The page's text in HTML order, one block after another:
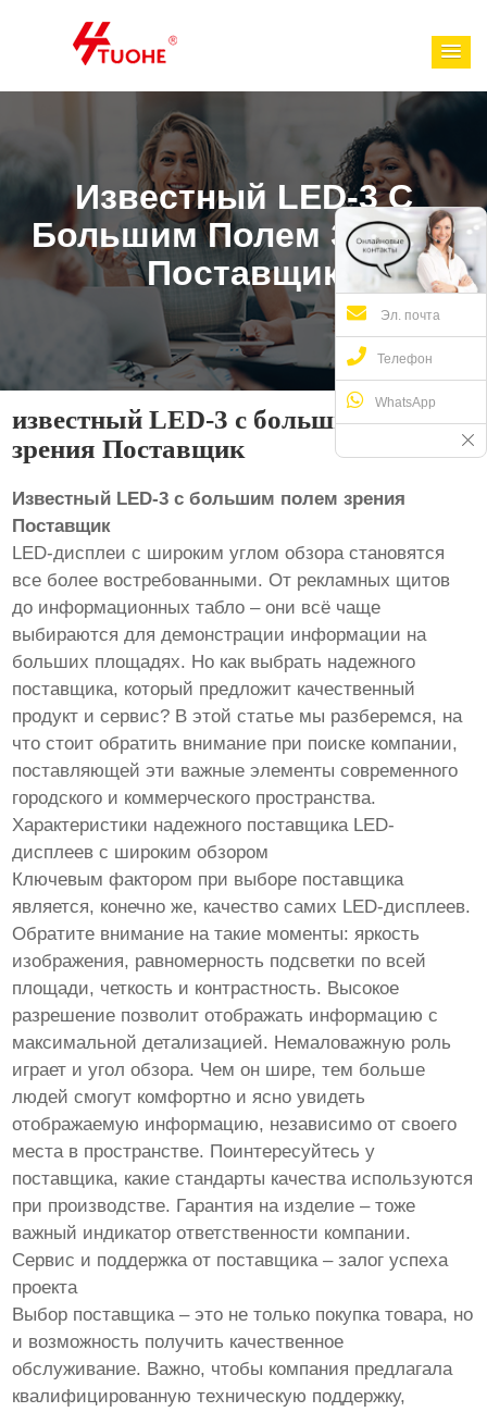
Известный LED-3 С
Большим Полем Зрения
Поставщик
известный LED-3 с большим полем
зрения Поставщик
Известный LED-3 с большим полем зрения
Поставщик
LED-дисплеи с широким углом обзора становятся
все более востребованными. От рекламных щитов
до информационных табло – они всё чаще
выбираются для демонстрации информации на
больших площадях. Но как выбрать надежного
поставщика, который предложит качественный
продукт и сервис? В этой статье мы разберемся, на
что стоит обратить внимание при поиске компании,
поставляющей эти важные элементы современного
городского и коммерческого пространства.
Характеристики надежного поставщика LED-
дисплеев с широким обзором
Ключевым фактором при выборе поставщика
является, конечно же, качество самих LED-дисплеев.
Обратите внимание на такие моменты: яркость
изображения, равномерность подсветки по всей
площади, четкость и контрастность. Высокое
разрешение позволит отображать информацию с
максимальной детализацией. Немаловажную роль
играет и угол обзора. Чем он шире, тем больше
людей смогут комфортно и ясно увидеть
отображаемую информацию, независимо от своего
места в пространстве. Поинтересуйтесь у
поставщика, какие стандарты качества используются
при производстве. Гарантия на изделие – тоже
важный индикатор ответственности компании.
Сервис и поддержка от поставщика – залог успеха
проекта
Выбор поставщика – это не только покупка товара, но
и возможность получить качественное
обслуживание. Важно, чтобы компания предлагала
квалифицированную техническую поддержку,
Эл. почта
Телефон
WhatsApp